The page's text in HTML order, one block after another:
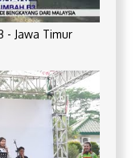
- Jawa Timur